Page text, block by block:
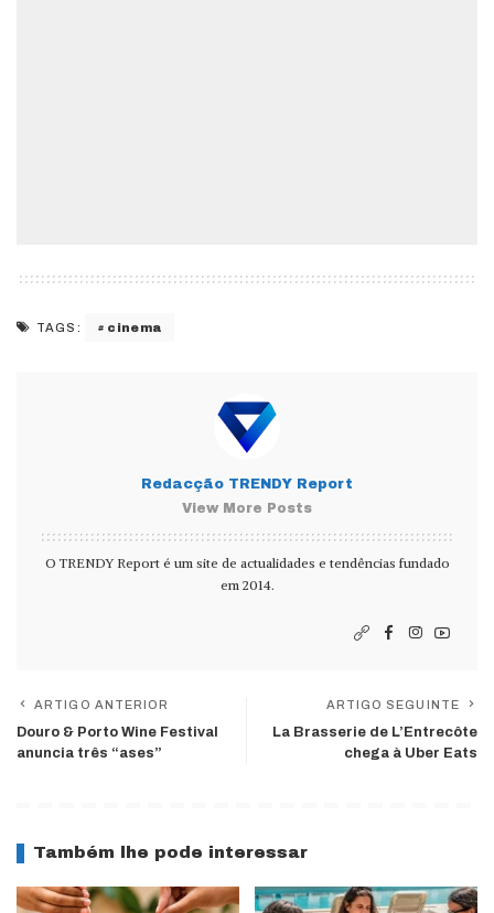
TAGS: cinema
Redacção TRENDY Report
View More Posts
O TRENDY Report é um site de actualidades e tendências fundado
em 2014.
ARTIGO ANTERIOR
Douro & Porto Wine Festival
anuncia três “ases”
ARTIGO SEGUINTE
La Brasserie de L’Entrecôte
chega à Uber Eats
Também lhe pode interessar